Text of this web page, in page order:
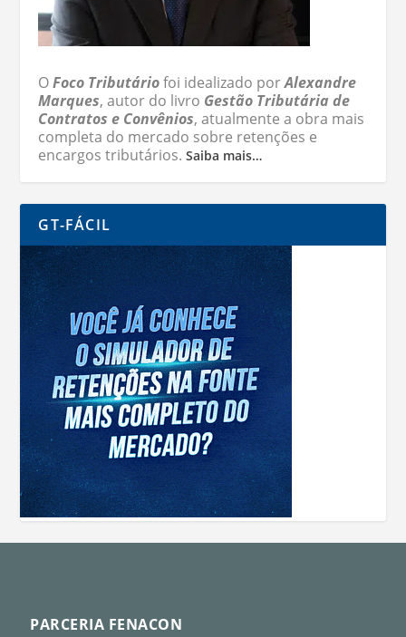
OFoco Tributáriofoi idealizado porAlexandre
Marques, autor do livro Gestão Tributária de
Contratos e Convênios, atualmente a obra mais
completa do mercado sobre retenções e
encargos tributários.Saiba mais…
GT-FÁCIL
PARCERIA FENACON